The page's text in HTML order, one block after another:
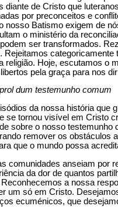
diante de Cristo que
por preconceitos e
nosso Batismo exigem de
o ministério da
ser transformados.
Rejeitamos
religião. Hoje, escutamos o
pela graça para nos
dum testemunho comum
da nossa história
se tornou visível em Cristo
sobre o nosso
remover os obstáculos
que o mundo possa
comunidades anseiam por
da dor de quantos
a nossa
um só em Cristo.
ecuménicos, que